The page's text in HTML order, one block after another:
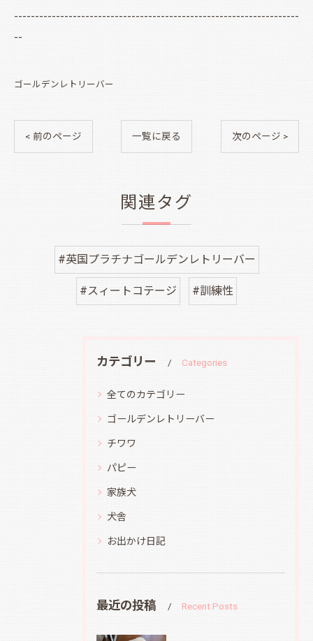
--------------------------------------------------------------------
--
ゴールデンレトリーバー
< 前のページ 一覧に戻る 次のページ >
関連タグ
#英国プラチナゴールデンレトリーバー
#スィートコテージ #訓練性
カテゴリー Categories
全てのカテゴリー
ゴールデンレトリーバー
チワワ
パピー
家族犬
犬舎
お出かけ日記
最近の投稿 Recent Posts